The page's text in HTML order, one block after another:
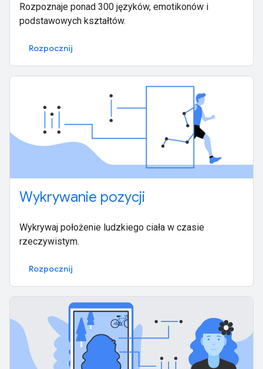
Rozpoznaje ponad 300 języków, emotikonów i
podstawowych kształtów.
Rozpocznij
Wykrywanie pozycji
Wykrywaj położenie ludzkiego ciała w czasie
rzeczywistym.
Rozpocznij